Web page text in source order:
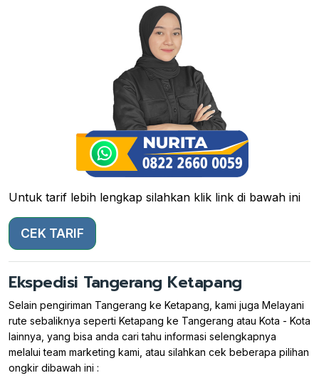
Untuk tarif lebih lengkap silahkan klik link di bawah ini
CEK TARIF
Ekspedisi Tangerang Ketapang
Selain pengiriman Tangerang ke Ketapang, kami juga Melayani
rute sebaliknya seperti Ketapang ke Tangerang atau Kota - Kota
lainnya, yang bisa anda cari tahu informasi selengkapnya
melalui team marketing kami, atau silahkan cek beberapa pilihan
ongkir dibawah ini :